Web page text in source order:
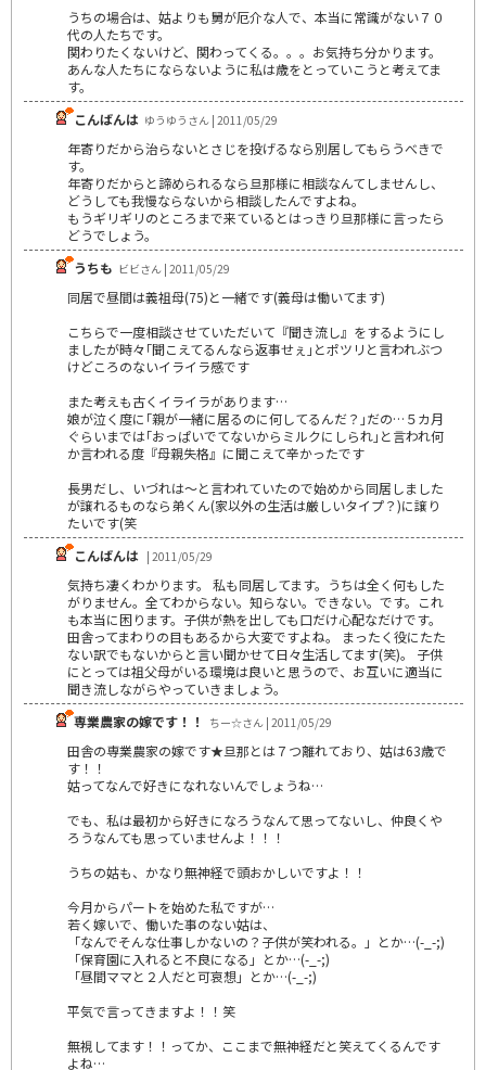
うちの場合は、姑よりも舅が厄介な人で、本当に常識がない７０
代の人たちです。
関わりたくないけど、関わってくる。。。お気持ち分かります。
あんな人たちにならないように私は歳をとっていこうと考えてま
す。
こんばんは ゆうゆうさん | 2011/05/29
年寄りだから治らないとさじを投げるなら別居してもらうべきで
す。
年寄りだからと諦められるなら旦那様に相談なんてしませんし、
どうしても我慢ならないから相談したんですよね。
もうギリギリのところまで来ているとはっきり旦那様に言ったら
どうでしょう。
うちも ビビさん | 2011/05/29
同居で昼間は義祖母(75)と一緒です(義母は働いてます)
こちらで一度相談させていただいて『聞き流し』をするようにし
ましたが時々｢聞こえてるんなら返事せぇ｣とポツリと言われぶつ
けどころのないイライラ感です
また考えも古くイライラがあります…
娘が泣く度に｢親が一緒に居るのに何してるんだ？｣だの…５カ月
ぐらいまでは｢おっぱいでてないからミルクにしられ｣と言われ何
か言われる度『母親失格』に聞こえて辛かったです
長男だし、いづれは～と言われていたので始めから同居しました
が譲れるものなら弟くん(家以外の生活は厳しいタイプ？)に譲り
たいです(笑
こんばんは | 2011/05/29
気持ち凄くわかります。 私も同居してます。うちは全く何もした
がりません。全てわからない。知らない。できない。です。これ
も本当に困ります。子供が熱を出しても口だけ心配なだけです。
田舎ってまわりの目もあるから大変ですよね。 まったく役にたた
ない訳でもないからと言い聞かせて日々生活してます(笑)。 子供
にとっては祖父母がいる環境は良いと思うので、お互いに適当に
聞き流しながらやっていきましょう。
専業農家の嫁です！！
ちー☆さん | 2011/05/29
田舎の専業農家の嫁です★旦那とは７つ離れており、姑は63歳で
す！！
姑ってなんで好きになれないんでしょうね…
でも、私は最初から好きになろうなんて思ってないし、仲良くや
ろうなんても思っていませんよ！！！
うちの姑も、かなり無神経で頭おかしいですよ！！
今月からパートを始めた私ですが…
若く嫁いで、働いた事のない姑は、
「なんでそんな仕事しかないの？子供が笑われる。」とか…(-_-;)
「保育園に入れると不良になる」とか…(-_-;)
「昼間ママと２人だと可哀想」とか…(-_-;)
平気で言ってきますよ！！笑
無視してます！！ってか、ここまで無神経だと笑えてくるんです
よね…